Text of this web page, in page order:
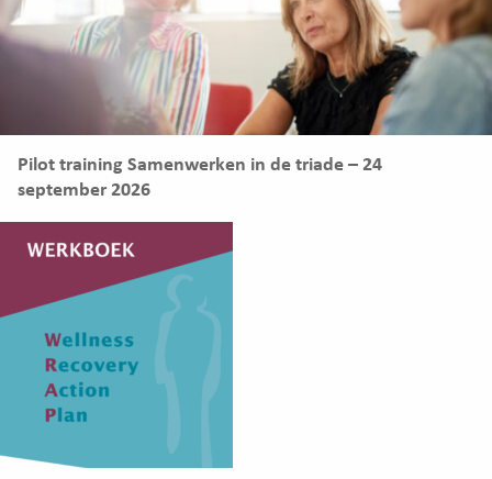
Pilot training Samenwerken in de triade – 24
september 2026